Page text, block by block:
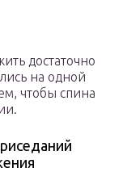
достаточно
на одной
чтобы спина